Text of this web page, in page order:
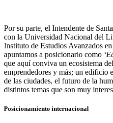
Por su parte, el Intendente de
con la Universidad Nacional del
Instituto de Estudios Avanzados
apuntamos a posicionarlo como
que aquí conviva un ecosistema
emprendedores y más; un edificio
de las ciudades, el futuro de la
distintos temas que son muy
Posicionamiento internacional